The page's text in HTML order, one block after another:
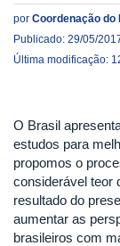
por Coordenação do
Publicado: 29/05/
Última modificação:
O Brasil
estudos para
propomos o
considerável teor
resultado do
aumentar as
brasileiros com